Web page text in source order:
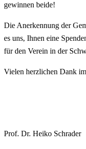
gewinnen beide!
Die Anerkennung der
es uns, Ihnen eine
für den Verein in der
Vielen herzlichen Dank
Prof. Dr. Heiko Schrader